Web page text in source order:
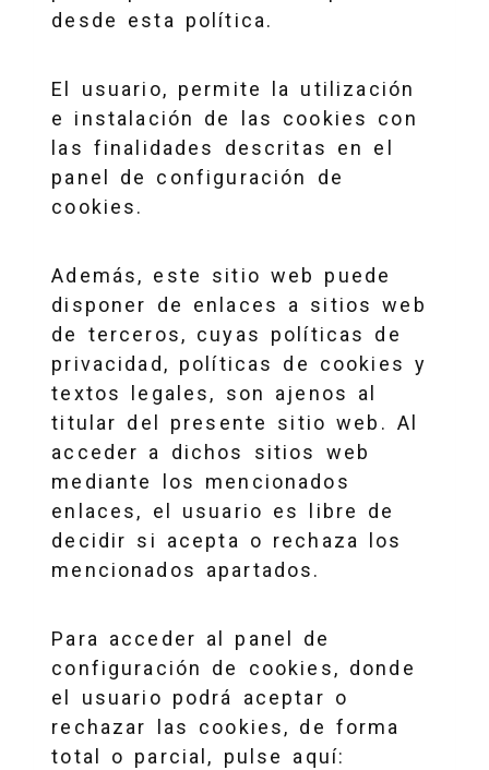
desde esta política.
El usuario, permite la utilización
e instalación de las cookies con
las finalidades descritas en el
panel de configuración de
cookies.
Además, este sitio web puede
disponer de enlaces a sitios web
de terceros, cuyas políticas de
privacidad, políticas de cookies y
textos legales, son ajenos al
titular del presente sitio web. Al
acceder a dichos sitios web
mediante los mencionados
enlaces, el usuario es libre de
decidir si acepta o rechaza los
mencionados apartados.
Para acceder al panel de
configuración de cookies, donde
el usuario podrá aceptar o
rechazar las cookies, de forma
total o parcial, pulse aquí: